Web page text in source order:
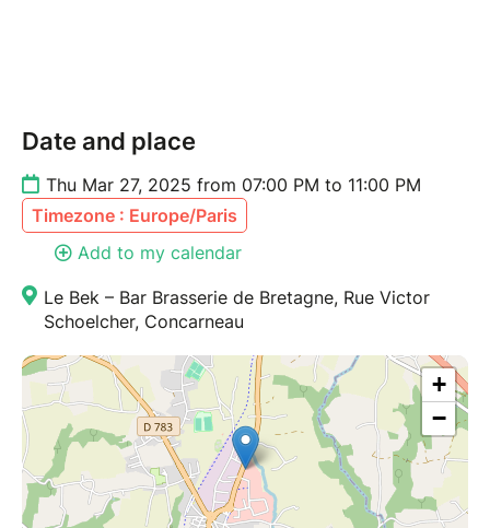
Date and place
Thu Mar 27, 2025 from 07:00 PM to 11:00 PM
Timezone : Europe/Paris
Add to my calendar
Le Bek – Bar Brasserie de Bretagne, Rue Victor
Schoelcher, Concarneau
+
−